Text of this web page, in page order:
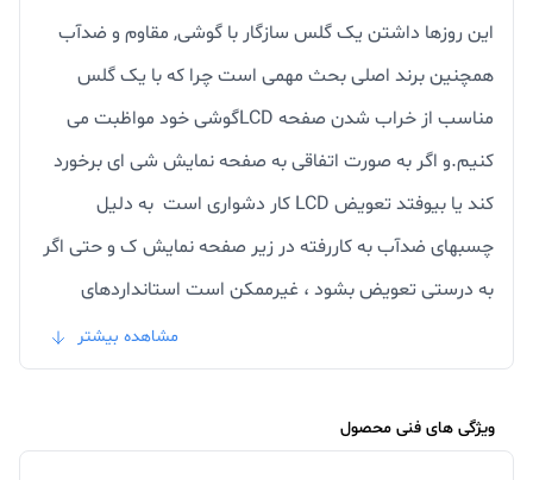
این روزها داشتن یک گلس سازگار با گوشی, مقاوم و ضدآب
همچنین برند اصلی بحث مهمی است چرا که با یک گلس
مناسب از خراب شدن صفحه LCDگوشی خود مواظبت می
کنیم.و اگر به صورت اتفاقی به صفحه نمایش شی ای برخورد
کند یا بیوفتد تعویض LCD کار دشواری است به دلیل
چسبهای ضدآب به کاررفته در زیر صفحه نمایش ک و حتی اگر
به درستی تعویض بشود ، غیرممکن است استانداردهای
ضدآب و رطوبت آن مانند روز اول از نفوذ رطوبت به
مادربردگوشی جلوگیری کند.پس بهترین راه حل و ارزانترین
راهکار استفاده از یک گلس یا محافظ صفحه نمایش است.
مشاهده بیشتر
ویژگی های فنی محصول